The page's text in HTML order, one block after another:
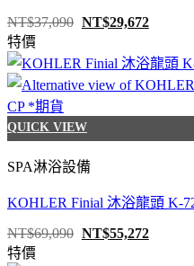
NT$37,090 原
格：
NT$37,090。
NT$29,672目
格：
特價
QUICK VIEW
SPA淋浴設備
KOHLER Finial 沐浴龍頭 K-
NT$69,090 原
NT$55,272目
特價